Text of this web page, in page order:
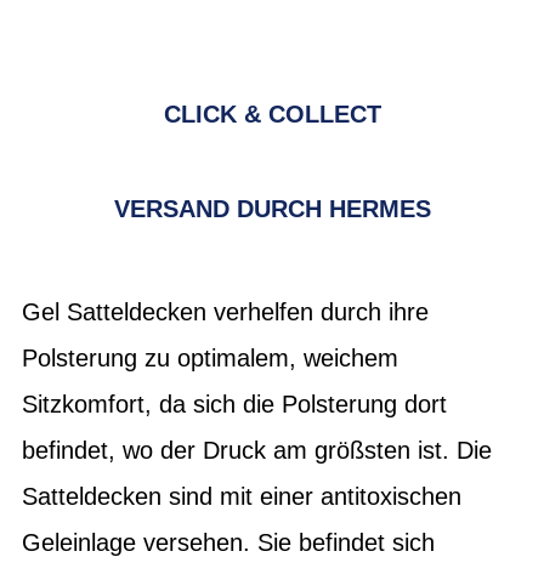
CLICK & COLLECT
VERSAND DURCH HERMES
Gel Satteldecken verhelfen durch ihre
Polsterung zu optimalem, weichem
Sitzkomfort, da sich die Polsterung dort
befindet, wo der Druck am größsten ist. Die
Satteldecken sind mit einer antitoxischen
Geleinlage versehen. Sie befindet sich